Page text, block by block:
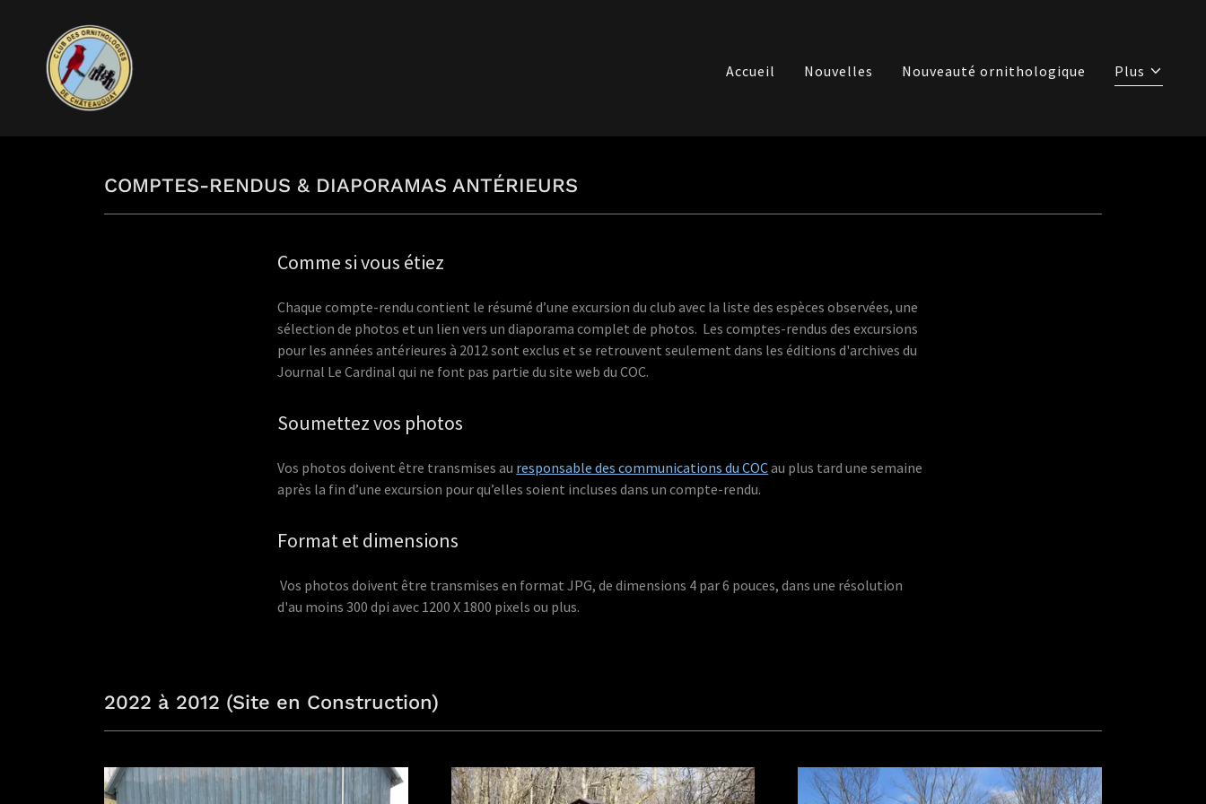
Accueil Nouvelles Nouveauté ornithologique Plus
COMPTES-RENDUS & DIAPORAMAS ANTÉRIEURS
Comme si vous étiez
Chaque compte-rendu contient le résumé d’une excursion du club avec la liste des espèces observées, une
sélection de photos et un lien vers un diaporama complet de photos. Les comptes-rendus des excursions
pour les années antérieures à 2012 sont exclus et se retrouvent seulement dans les éditions d'archives du
Journal Le Cardinal qui ne font pas partie du site web du COC.
Soumettez vos photos
Vos photos doivent être transmises au responsable des communications du COCau plus tard une semaine
après la fin d’une excursion pour qu’elles soient incluses dans un compte-rendu.
Format et dimensions
Vos photos doivent être transmises en format JPG, de dimensions 4 par 6 pouces, dans une résolution
d'au moins 300 dpi avec 1200 X 1800 pixels ou plus.
2022 à 2012 (Site en Construction)